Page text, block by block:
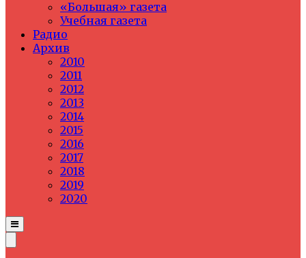
«Большая» газета
Учебная газета
Радио
Архив
2010
2011
2012
2013
2014
2015
2016
2017
2018
2019
2020